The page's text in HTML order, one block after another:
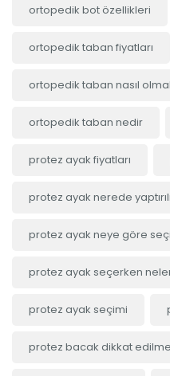
ortopedik bot özellikleri
ortopedik taban fiyatları
ortopedik taban nasıl
ortopedik taban nedir
protez ayak fiyatları
protez ayak nerede
protez ayak neye göre
protez ayak seçerken
protez ayak seçimi
protez bacak dikkat